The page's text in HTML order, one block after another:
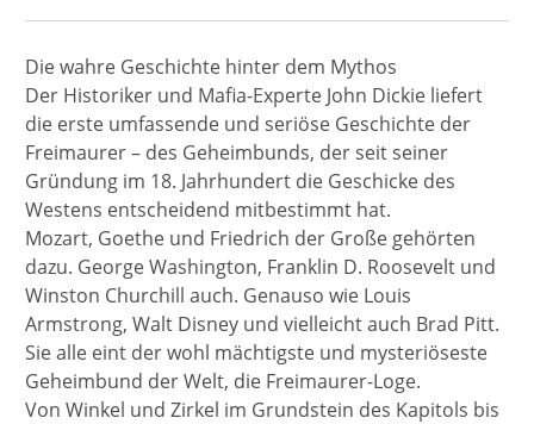
Die wahre Geschichte hinter dem Mythos
Der Historiker und Mafia-Experte John Dickie liefert
die erste umfassende und seriöse Geschichte der
Freimaurer – des Geheimbunds, der seit seiner
Gründung im 18. Jahrhundert die Geschicke des
Westens entscheidend mitbestimmt hat.
Mozart, Goethe und Friedrich der Große gehörten
dazu. George Washington, Franklin D. Roosevelt und
Winston Churchill auch. Genauso wie Louis
Armstrong, Walt Disney und vielleicht auch Brad Pitt.
Sie alle eint der wohl mächtigste und mysteriöseste
Geheimbund der Welt, die Freimaurer-Loge.
Von Winkel und Zirkel im Grundstein des Kapitols bis